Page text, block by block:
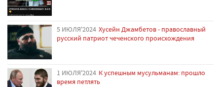
5 ИЮЛЯ'2024 Хусейн Джамбетов - православный
русский патриот чеченского происхождения
1 ИЮЛЯ'2024 К успешным мусульманам: прошло
время петлять